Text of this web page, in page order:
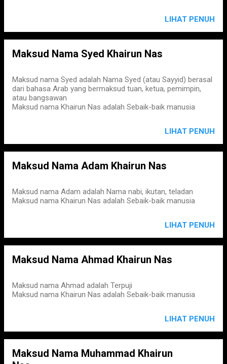
LIHAT PENUH
Maksud Nama Syed Khairun Nas
Maksud nama Syed adalah Nama Syed (atau Sayyid) berasal
dari bahasa Arab yang bermaksud tuan, ketua, pemimpin,
atau bangsawan
Maksud nama Khairun Nas adalah Sebaik-baik manusia
LIHAT PENUH
Maksud Nama Adam Khairun Nas
Maksud nama Adam adalah Nama nabi, ikutan, teladan
Maksud nama Khairun Nas adalah Sebaik-baik manusia
LIHAT PENUH
Maksud Nama Ahmad Khairun Nas
Maksud nama Ahmad adalah Terpuji
Maksud nama Khairun Nas adalah Sebaik-baik manusia
LIHAT PENUH
Maksud Nama Muhammad Khairun